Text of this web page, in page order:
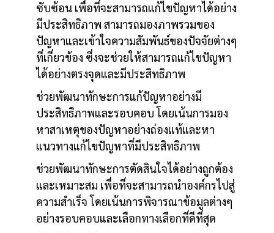
ซับซ้อน เพื่อที่จะสามารถแก้ไขปัญหาได้อย่าง
มีประสิทธิภาพ สามารถมองภาพรวมของ
ปัญหาและเข้าใจความสัมพันธ์ของปัจจัยต่างๆ
ที่เกี่ยวข้อง ซึ่งจะช่วยให้สามารถแก้ไขปัญหา
ได้อย่างตรงจุดและมีประสิทธิภาพ
ช่วยพัฒนาทักษะการแก้ปัญหาอย่างมี
ประสิทธิภาพและรอบคอบ โดยเน้นการมอง
หาสาเหตุของปัญหาอย่างถ่องแท้และหา
แนวทางแก้ไขปัญหาที่มีประสิทธิภาพ
ช่วยพัฒนาทักษะการตัดสินใจได้อย่างถูกต้อง
และเหมาะสม เพื่อที่จะสามารถนำองค์กรไปสู่
ความสำเร็จ โดยเน้นการพิจารณาข้อมูลต่างๆ
อย่างรอบคอบและเลือกทางเลือกที่ดีที่สุด